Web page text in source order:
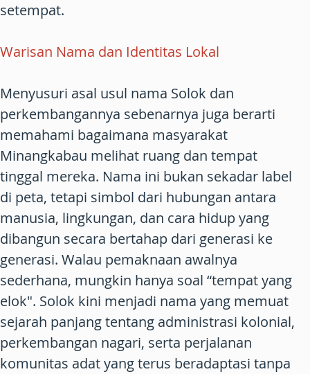
setempat.
Warisan Nama dan Identitas Lokal
Menyusuri asal usul nama Solok dan
perkembangannya sebenarnya juga berarti
memahami bagaimana masyarakat
Minangkabau melihat ruang dan tempat
tinggal mereka. Nama ini bukan sekadar label
di peta, tetapi simbol dari hubungan antara
manusia, lingkungan, dan cara hidup yang
dibangun secara bertahap dari generasi ke
generasi. Walau pemaknaan awalnya
sederhana, mungkin hanya soal “tempat yang
elok". Solok kini menjadi nama yang memuat
sejarah panjang tentang administrasi kolonial,
perkembangan nagari, serta perjalanan
komunitas adat yang terus beradaptasi tanpa